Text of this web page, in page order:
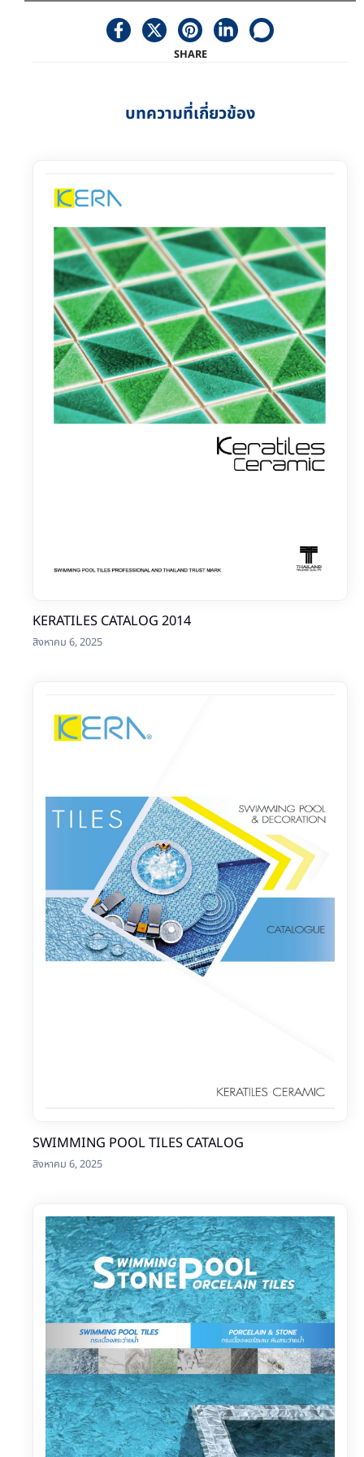
SHARE
บทความที่เกี่ยวข้อง
KERATILES CATALOG 2014
สิงหาคม 6, 2025
SWIMMING POOL TILES CATALOG
สิงหาคม 6, 2025